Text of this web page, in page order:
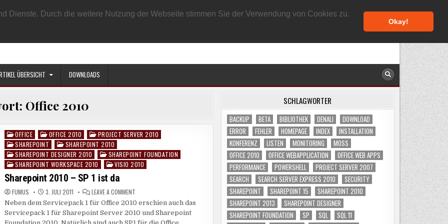
Dienste. Durch die weitere Nutzung der Webseite stimmen Sie der Verwendung von Cookies zu.
Okay!
BENUTZER DATENSCHUTZRICHTLINIE IMPRESSUM SAMPLE PAGE 8. AUGUST 2026
ÜBERSICHT DOWNLOADS
Office 2010
Posted
in
OFFICE OFFICE 2010
PROJECT SERVER 2010
SHAREPOINT
SHAREPOINT 2010
SHAREPOINT DESIGNER 2010
SHAREPOINT FOUNDATION
SHAREPOINT WORKSPACE 2010
VISIO 2010
Sharepoint 2010 – SP 1 ist da
FUMUS 3. JULI 2011 LEAVE A COMMENTON
2010
–
SP
1
Neben dem Servicepack 1 für Office 2010 erschien auch das
Servicepack 1 für Sharepoint Server 2010 und Sharepoint
SCHLAGWÖRTER
BACKUP BETA BIBLIOTHEK DENALI
DOWNLOAD
ERROR
FEHLER HOMEPAGE INDEX
INSTALLATION
KONFERENZ
LISTEN MONITORING
MOSS
OFFICE 2010
OFFICE WEBAPPLICATION
OFFICE WEB APPS
PERFORMANCE
POWERSHELL
PROJECT SERVER 2007
SEARCH
SEARCH SERVER EXPRESS 2010
SECURITY
SHAREPOINT
SHAREPOINT 15
SHAREPOINT 2010
SHAREPOINT 2013
SHAREPOINT DESIGNER
SHAREPOINT FOUNDATION
SP SQL
SQL 11